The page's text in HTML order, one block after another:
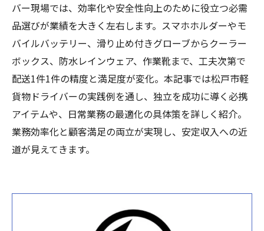
バー現場では、効率化や安全性向上のために役立つ必需
品選びが業績を大きく左右します。スマホホルダーやモ
バイルバッテリー、滑り止め付きグローブからクーラー
ボックス、防水レインウェア、作業靴まで、工夫次第で
配送1件1件の精度と満足度が変化。本記事では松戸市軽
貨物ドライバーの実践例を通し、独立を成功に導く必携
アイテムや、日常業務の最適化の具体策を詳しく紹介。
業務効率化と顧客満足の両立が実現し、安定収入への近
道が見えてきます。